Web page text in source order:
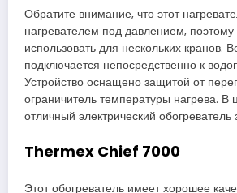
Обратите внимание, что этот
нагревателем под давлением,
использовать для нескольких кранов.
подключается непосредственно к
Устройство оснащено защитой от
ограничитель температуры нагрева. В
отличный электрический обогреватель
Thermex Chief 7000
Этот обогреватель имеет хорошее